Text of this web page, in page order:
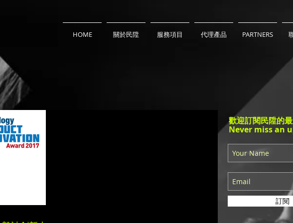
HOME 關於民陞 服務項目 代理產品 PARTNERS
歡迎訂閱民陞的最
Never miss an
訂閱